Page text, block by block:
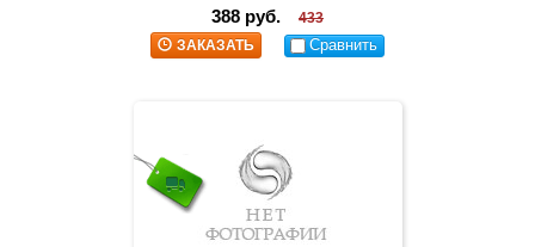
388 руб.
433
ЗАКАЗАТЬ
Сравнить